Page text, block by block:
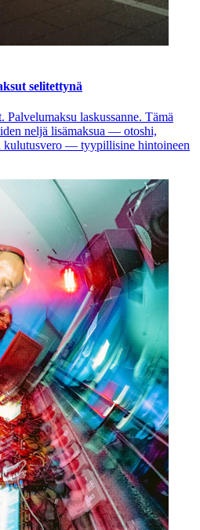
selitettynä
Palvelumaksu laskussanne. Tämä
neljä lisämaksua — otoshi,
kulutusvero — tyypillisine hintoineen